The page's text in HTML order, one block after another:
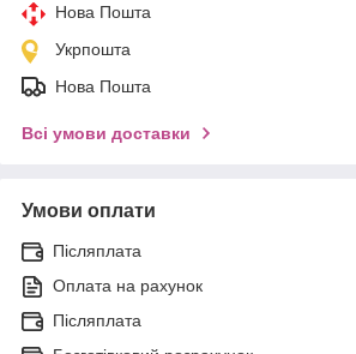
Нова Пошта
Укрпошта
Нова Пошта
Всі умови доставки
Умови оплати
Післяплата
Оплата на рахунок
Післяплата